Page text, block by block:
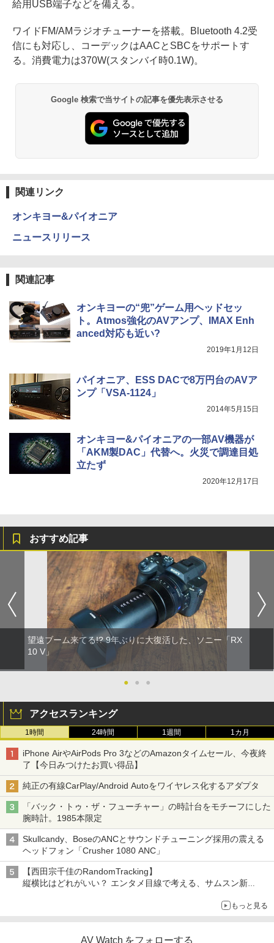
給用USB端子などを備える。
ワイドFM/AMラジオチューナーを搭載。Bluetooth 4.2受
信にも対応し、コーデックはAACとSBCをサポートす
る。消費電力は370W(スタンバイ時0.1W)。
Google 検索で当サイトの記事を優先表示させる
関連リンク
オンキヨー&パイオニア
ニュースリリース
関連記事
オンキヨーの“兜”ゲーム用ヘッドセッ
ト。Atmos強化のAVアンプ、IMAX Enh
anced対応も近い?
2019年1月12日
パイオニア、ESS DACで8万円台のAVア
ンプ「VSA-1124」
2014年5月15日
オンキヨー&パイオニアの一部AV機器が
「AKM製DAC」代替へ。火災で調達目処
立たず
2020年12月17日
おすすめ記事
望遠ブーム来てる!? 9年ぶりに大復活した、ソニー「RX
10 V」
● ● ●
アクセスランキング
1時間 24時間 1週間 1カ月
iPhone AirやAirPods Pro 3などのAmazonタイムセール、今夜終
了【今日みつけたお買い得品】
純正の有線CarPlay/Android Autoをワイヤレス化するアダプタ
「バック・トゥ・ザ・フューチャー」の時計台をモチーフにした
腕時計。1985本限定
Skullcandy、BoseのANCとサウンドチューニング採用の震える
ヘッドフォン「Crusher 1080 ANC」
【西田宗千佳のRandomTracking】
縦横比はどれがいい？ エンタメ目線で考える、サムスン新
もっと見る
AV Watch をフォローする